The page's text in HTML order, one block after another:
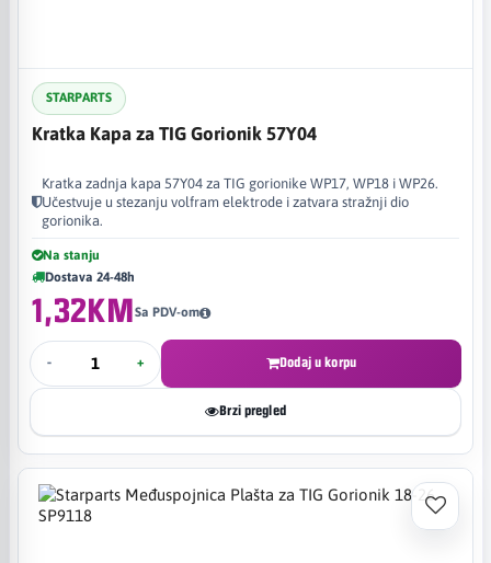
STARPARTS
Kratka Kapa za TIG Gorionik 57Y04
Kratka zadnja kapa 57Y04 za TIG gorionike WP17, WP18 i WP26.
Učestvuje u stezanju volfram elektrode i zatvara stražnji dio
gorionika.
Na stanju
Dostava 24-48h
1,32KMSa PDV-om
- + Dodaj u korpu
Brzi pregled